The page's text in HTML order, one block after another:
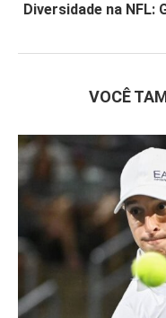
Diversidade na NFL:
VOCÊ